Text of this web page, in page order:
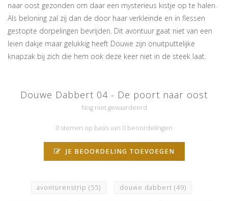
naar oost gezonden om daar een mysterieus kistje op te halen.
Als beloning zal zij dan de door haar verkleinde en in flessen
gestopte dorpelingen bevrijden. Dit avontuur gaat niet van een
leien dakje maar gelukkig heeft Douwe zijn onuitputtelijke
knapzak bij zich die hem ook deze keer niet in de steek laat.
Douwe Dabbert 04 - De poort naar oost
Nog niet gewaardeerd
0 sterren op basis van 0 beoordelingen
JE BEOORDELING TOEVOEGEN
avonturenstrip (55) douwe dabbert (49)